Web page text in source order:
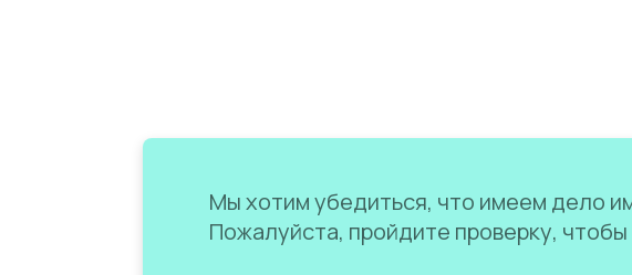
Мы хотим убедиться, что имеем дело
Пожалуйста, пройдите проверку,